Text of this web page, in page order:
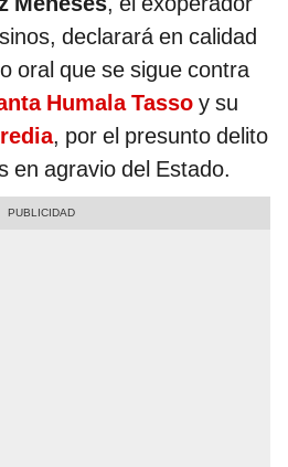
declarará en calidad
oral que se sigue contra
Humala Tasso y su
, por el presunto delito
en agravio del Estado.